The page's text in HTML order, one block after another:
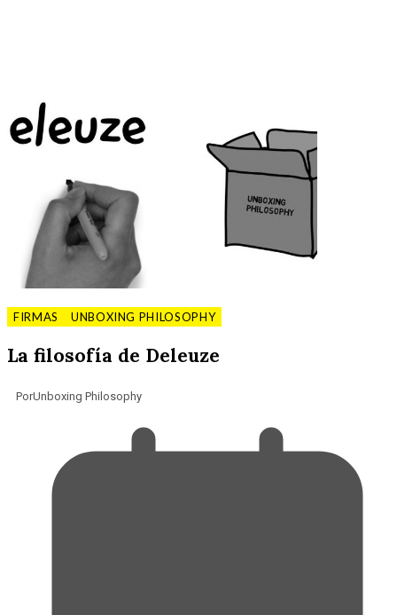
FIRMAS UNBOXING PHILOSOPHY
La filosofía de Deleuze
PorUnboxing Philosophy